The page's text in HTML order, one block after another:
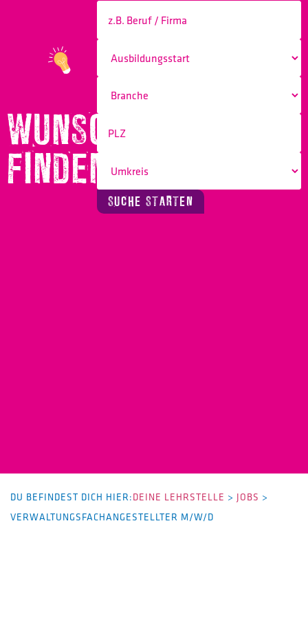
WUNSCHBERUF
FINDEN!
SUCHE STARTEN
DU BEFINDEST DICH HIER:DEINE LEHRSTELLE > JOBS >
VERWALTUNGSFACHANGESTELLTER M/W/D